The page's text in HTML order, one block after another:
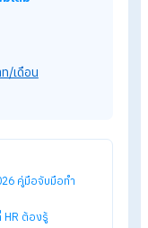
ช่วงเปลี่ยนผ่านปีภาษี ที่ต้อ
.1ก (รายปี)
ลน์บน RD Prep
ลัง